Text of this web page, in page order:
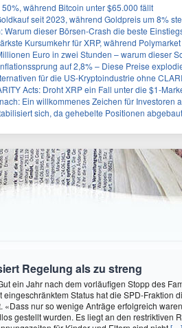
während Bitcoin unter $65.000 fällt
seit 2023, während Goldpreis um 8%
dieser Börsen-Crash die beste
Kursumkehr für XRP, während
Euro in zwei Stunden – warum dieser
auf 2,8% – Diese Preise
für die US-Kryptoindustrie ohne
Acts: Droht XRP ein Fall unter die $1-
Ein willkommenes Zeichen für Investoren angesichts
sich, da gehebelte Positionen
Regelung als zu streng
ein Jahr nach dem vorläufigen Stopp des
eingeschränktem Status hat die SPD-Fraktion
«Dass nur so wenige Anträge erfolgreich
gestellt wurden. Es liegt an den restriktiven